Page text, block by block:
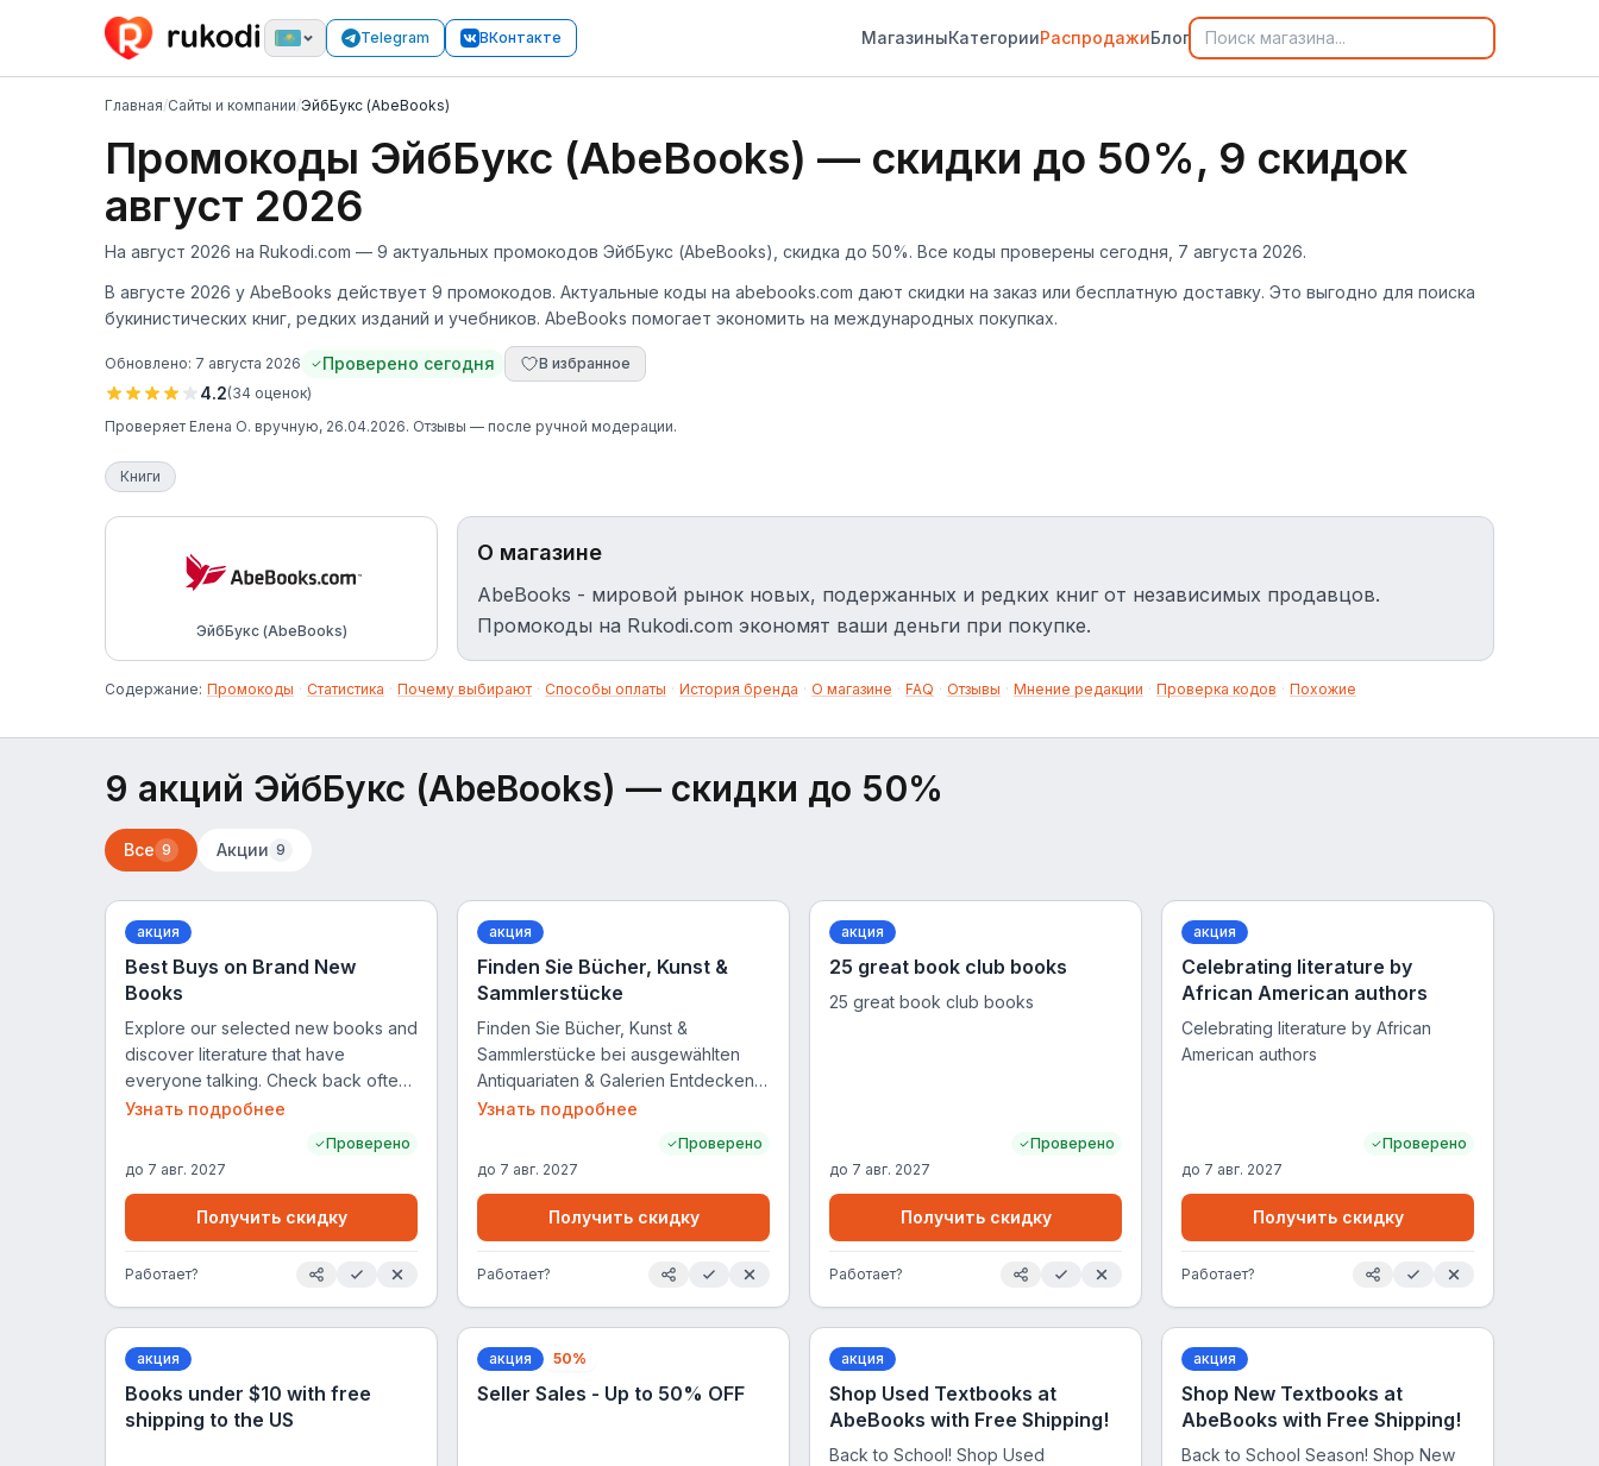
Telegram ВКонтакте МагазиныКатегорииРаспродажиБлог
Главная/Сайты и компании/ЭйбБукс (AbeBooks)
Промокоды ЭйбБукс (AbeBooks) — скидки до 50%, 9 скидок
август 2026
На август 2026 на Rukodi.com — 9 актуальных промокодов ЭйбБукс (AbeBooks), скидка до 50%. Все коды проверены сегодня, 7 августа 2026.
В августе 2026 у AbeBooks действует 9 промокодов. Актуальные коды на abebooks.com дают скидки на заказ или бесплатную доставку. Это выгодно для поиска
букинистических книг, редких изданий и учебников. AbeBooks помогает экономить на международных покупках.
Обновлено: 7 августа 2026 Проверено сегодня В избранное
4.2(34 оценок)
Проверяет Елена О. вручную, 26.04.2026. Отзывы — после ручной модерации.
Книги
ЭйбБукс (AbeBooks)
О магазине
AbeBooks - мировой рынок новых, подержанных и редких книг от независимых продавцов.
Промокоды на Rukodi.com экономят ваши деньги при покупке.
Содержание: Промокоды · Статистика · Почему выбирают · Способы оплаты · История бренда · О магазине · FAQ · Отзывы · Мнение редакции · Проверка кодов · Похожие
9 акций ЭйбБукс (AbeBooks) — скидки до 50%
Все 9 Акции 9
акция
Best Buys on Brand New
Books
Explore our selected new books and
discover literature that have
everyone talking. Check back often
- our featured new books are
greatest bestselling books in fiction
and up-and-coming new literary
stars.
Узнать подробнее
Проверено
до 7 авг. 2027
Получить скидку
Работает?
акция
Finden Sie Bücher, Kunst &
Sammlerstücke
Finden Sie Bücher, Kunst &
Sammlerstücke bei ausgewählten
Antiquariaten & Galerien Entdecken
Sie Sammlerstücke Stöbern Sie in
Узнать подробнее
Проверено
до 7 авг. 2027
Получить скидку
Работает?
акция
25 great book club books
25 great book club books
Проверено
до 7 авг. 2027
Получить скидку
Работает?
акция
Celebrating literature by
African American authors
Celebrating literature by African
American authors
Проверено
до 7 авг. 2027
Получить скидку
Работает?
акция
Books under $10 with free
shipping to the US
акция 50%
Seller Sales - Up to 50% OFF
акция
Shop Used Textbooks at
AbeBooks with Free Shipping!
Back to School! Shop Used
акция
Shop New Textbooks at
AbeBooks with Free Shipping!
Back to School Season! Shop New